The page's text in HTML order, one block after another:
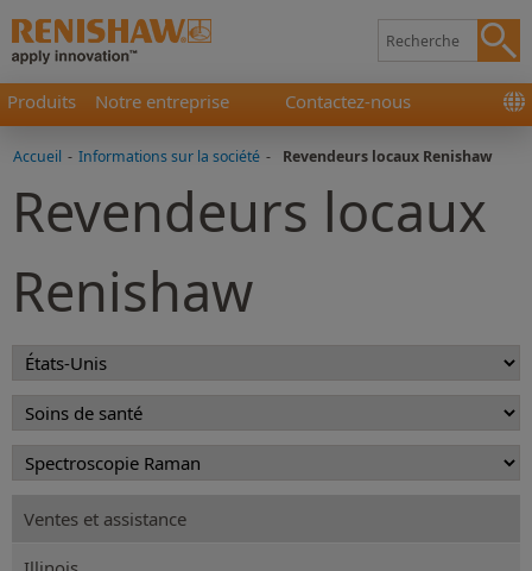
Produits Notre entreprise Contactez-nous
Accueil - Informations sur la société - Revendeurs locaux Renishaw
Revendeurs locaux
Renishaw
Ventes et assistance